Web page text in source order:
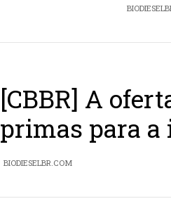
[CBBR] A
primas para
BIODIESELBR.COM